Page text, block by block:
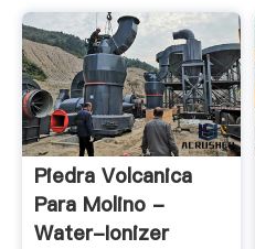
Piedra Volcanica
Para Molino -
Water-Ionizer